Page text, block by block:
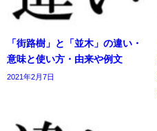
「街路樹」と「並木」の違い・
意味と使い方・由来や例文
2021年2月7日